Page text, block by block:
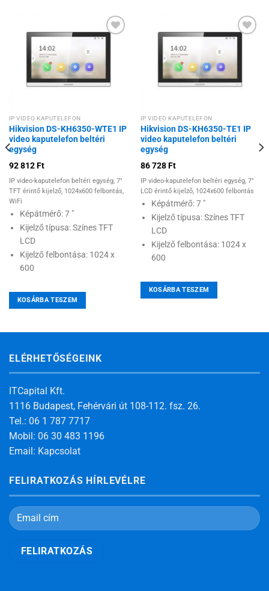
Hozzáadás a
kívánságlistához
IP VIDEO KAPUTELEFON
Hikvision DS-KH6350-WTE1 IP
video kaputelefon beltéri
egység
92 812Ft
IP video-kaputelefon beltéri egység, 7"
TFT érintő kijelző, 1024x600 felbontás,
WiFi
Képátmérő: 7 "
Kijelző típusa: Színes TFT
LCD
Kijelző felbontása: 1024 x
600
KOSÁRBA TESZEM
Hozzáadás a
kívánságlistához
IP VIDEO KAPUTELEFON
Hikvision DS-KH6350-TE1 IP
video kaputelefon beltéri
egység
86 728Ft
IP video-kaputelefon beltéri egység, 7"
LCD érintő kijelző, 1024x600 felbontás
Képátmérő: 7 "
Kijelző típusa: Színes TFT
LCD
Kijelző felbontása: 1024 x
600
KOSÁRBA TESZEM
ELÉRHETŐSÉGEINK
ITCapital Kft.
1116 Budapest, Fehérvári út 108-112. fsz. 26.
Tel.: 06 1 787 7717
Mobil: 06 30 483 1196
Email: Kapcsolat
FELIRATKOZÁS HÍRLEVÉLRE